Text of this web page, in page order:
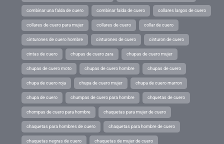
combinar una falda de cuero combinar falda de cuero collares largos de cuero
collares de cuero para mujer collares de cuero collar de cuero
cinturones de cuero hombre cinturones de cuero cinturon de cuero
cintas de cuero chupas de cuero zara chupas de cuero mujer
chupas de cuero moto chupas de cuero hombre chupas de cuero
chupa de cuero roja chupa de cuero mujer chupa de cuero marron
chupa de cuero chumpas de cuero para hombre chquetas de cuero
chompas de cuero para hombre chaquetas para mujer de cuero
chaquetas para hombres de cuero chaquetas para hombre de cuero
chaquetas negras de cuero chaquetas de mujer de cuero